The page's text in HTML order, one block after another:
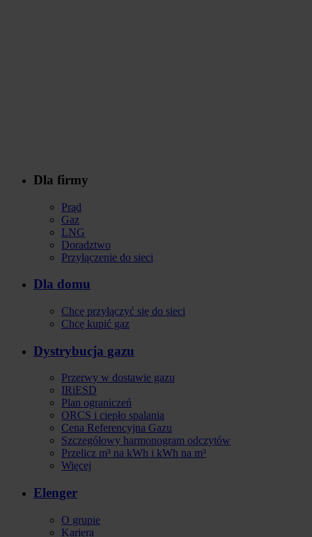
Dla firmy
Prąd
Gaz
LNG
Doradztwo
Przyłączenie do sieci
Dla domu
Chcę przyłączyć się do sieci
Chcę kupić gaz
Dystrybucja gazu
Przerwy w dostawie gazu
IRiESD
Plan ograniczeń
ORCS i ciepło spalania
Cena Referencyjna Gazu
Szczegółowy harmonogram odczytów
Przelicz m³ na kWh i kWh na m³
Więcej
Elenger
O grupie
Kariera